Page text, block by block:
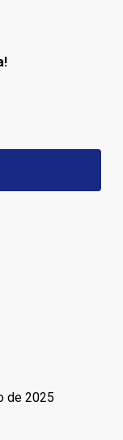
de 2025